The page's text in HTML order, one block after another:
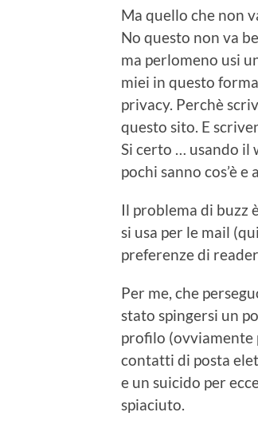
Ma quello che non
No questo non va
ma perlomeno usi
miei in questo
privacy. Perchè
questo sito. E
Si certo … usando
pochi sanno cos’è
Il problema di buzz
si usa per le mail
preferenze di reader
Per me, che
stato spingersi un
profilo (ovviamente
contatti di posta
e un suicido per
spiaciuto.